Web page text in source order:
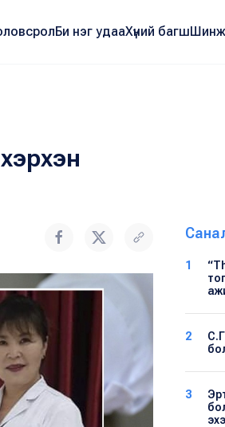
Би нэг удааХүний багш
1
2
3